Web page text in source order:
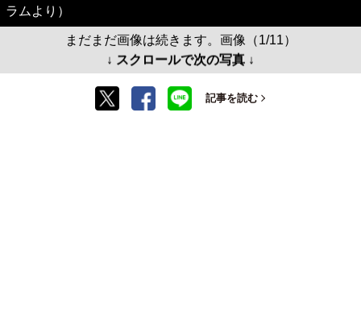
ラムより）
まだまだ画像は続きます。画像（1/11）
↓ スクロールで次の写真 ↓
記事を読む